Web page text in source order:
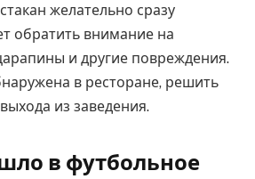
желательно сразу
обратить внимание на
и другие повреждения.
в ресторане, решить
из заведения.
в футбольное